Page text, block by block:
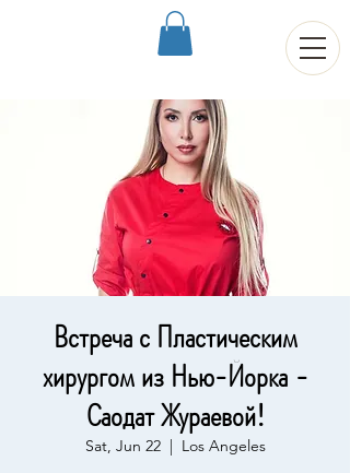
Встреча с Пластическим
хирургом из Нью-Йорка -
Саодат Жураевой!
Sat, Jun 22
  |
Los Angeles